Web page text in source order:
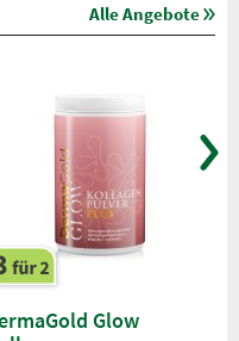
Alle Angebote
Glow